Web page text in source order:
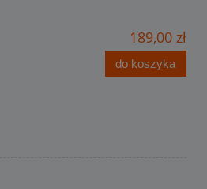
189,00 zł
do koszyka